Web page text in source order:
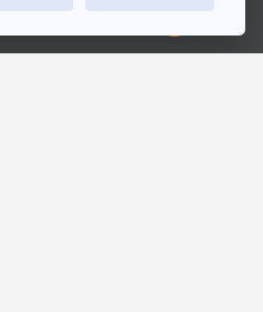
ะแห่งประเทศไทย
EP. 1974: แมวน้ำนอนหลับ